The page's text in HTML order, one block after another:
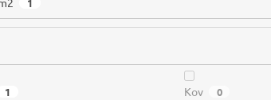
1 Kov 0